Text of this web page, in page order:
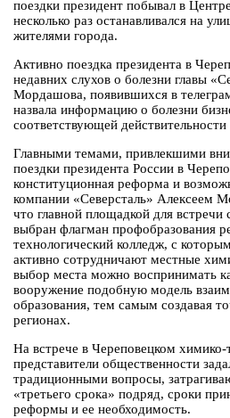
поездки президент побывал в
несколько раз останавливался на
жителями города.
Активно поездка президента в
недавних слухов о болезни главы
Мордашова, появившихся в
назвала информацию о болезни
соответствующей действительности
Главными темами, привлекшими
поездки президента России в
конституционная реформа и
компании «Северсталь» Алексеем
что главной площадкой для
выбран флагман профобразования
технологический колледж, с
активно сотрудничают местные
выбор места можно воспринимать
вооружение подобную модель
образования, тем самым создавая
регионах.
На встрече в Череповецком химико-
представители общественности
традиционными вопросы,
«третьего срока» подряд, сроки
реформы и ее необходимость.